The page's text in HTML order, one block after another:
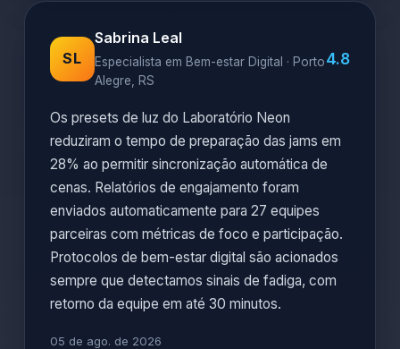
SL
Sabrina Leal
Especialista em Bem-estar Digital · Porto
Alegre, RS
4.8
Os presets de luz do Laboratório Neon
reduziram o tempo de preparação das jams em
28% ao permitir sincronização automática de
cenas. Relatórios de engajamento foram
enviados automaticamente para 27 equipes
parceiras com métricas de foco e participação.
Protocolos de bem-estar digital são acionados
sempre que detectamos sinais de fadiga, com
retorno da equipe em até 30 minutos.
05 de ago. de 2026